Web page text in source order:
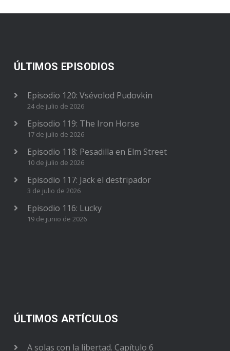
ÚLTIMOS EPISODIOS
Episodio 120: Vsévolod Pudovkin
24 de julio de 2026
Episodio 119: The Iron Horse
17 de julio de 2026
Episodio 118: Pesadilla en Elm Street
10 de julio de 2026
Episodio 117: Jack el destripador
3 de julio de 2026
Episodio 116: Lucky
19 de junio de 2026
ÚLTIMOS ARTÍCULOS
A solas con la libertad. Capítulo 6